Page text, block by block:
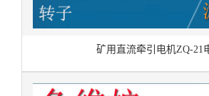
矿用直流牵引电机ZQ-21